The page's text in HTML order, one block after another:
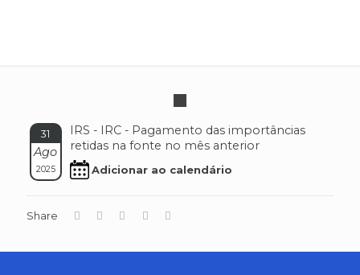
31
Ago
2025
IRS - IRC - Pagamento das importâncias
retidas na fonte no mês anterior
Adicionar ao calendário
Share